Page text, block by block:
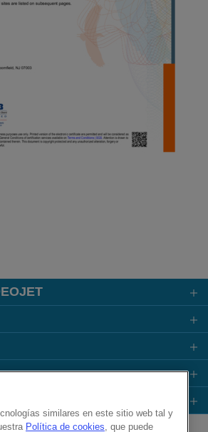
similares en este sitio web tal y
Política de cookies, que puede